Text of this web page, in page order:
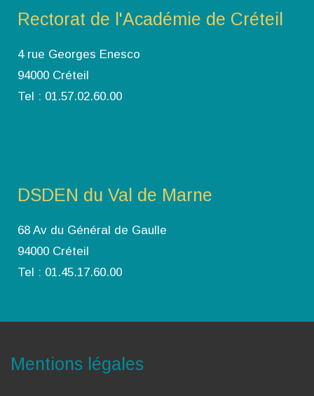
Rectorat de l'Académie de Créteil
4 rue Georges Enesco
94000 Créteil
Tel : 01.57.02.60.00
DSDEN du Val de Marne
68 Av du Général de Gaulle
94000 Créteil
Tel : 01.45.17.60.00
Mentions légales